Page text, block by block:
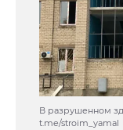
В разрушенном
t.me/stroim_yamal